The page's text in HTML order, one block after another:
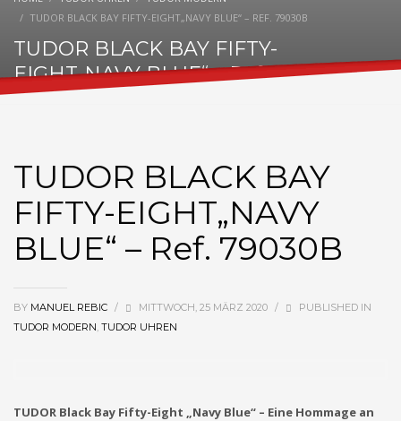
TUDOR BLACK BAY FIFTY-EIGHT„NAVY BLUE“ – REF. 79030B
TUDOR BLACK BAY FIFTY-
EIGHT„NAVY BLUE“ – Ref. 79030B
TUDOR BLACK BAY
FIFTY-EIGHT„NAVY
BLUE“ – Ref. 79030B
BY MANUEL REBIC / MITTWOCH, 25 MÄRZ 2020 /
PUBLISHED IN
TUDOR MODERN TUDOR UHREN
TUDOR Black Bay Fifty-Eight „Navy Blue“ – Eine Hommage an